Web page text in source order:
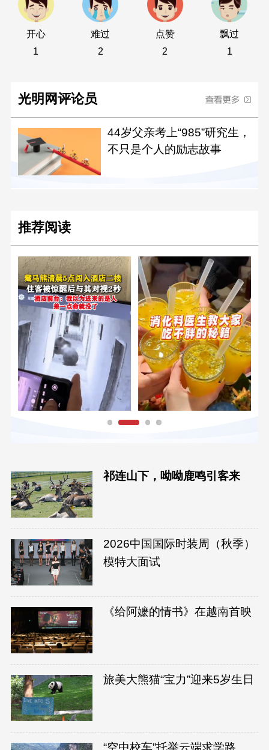
开心
1
难过
2
点赞
2
飘过
1
光明网评论员
44岁父亲考上“985”研究生，
不只是个人的励志故事
推荐阅读
祁连山下，呦呦鹿鸣引客来
2026中国国际时装周（秋季）
模特大面试
《给阿嬷的情书》在越南首映
旅美大熊猫“宝力”迎来5岁生日
“空中校车”托举云端求学路